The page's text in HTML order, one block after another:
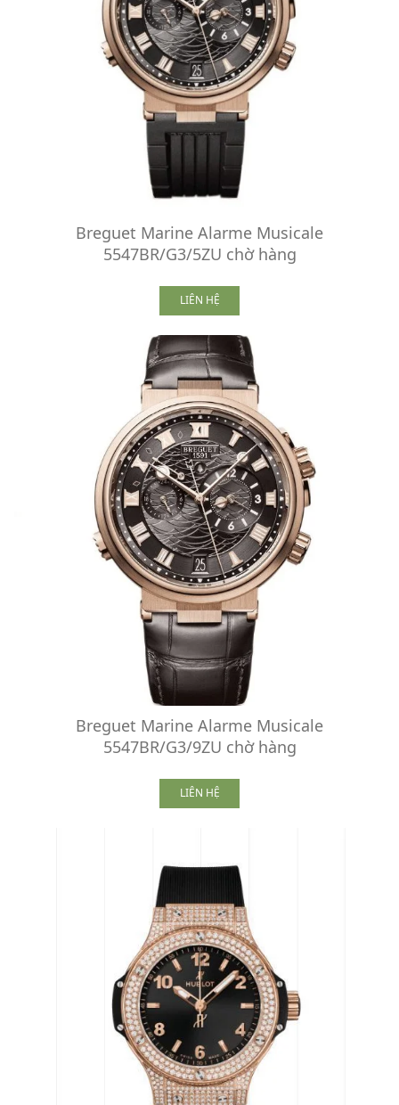
Breguet Marine Alarme Musicale
5547BR/G3/5ZU chờ hàng
LIÊN HỆ
Breguet Marine Alarme Musicale
5547BR/G3/9ZU chờ hàng
LIÊN HỆ